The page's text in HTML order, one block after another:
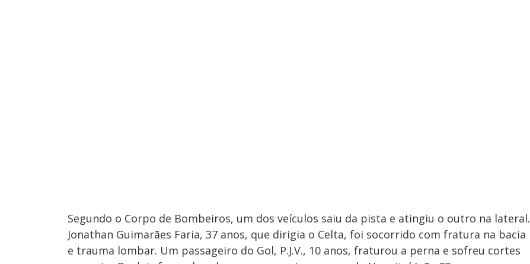
Segundo o Corpo de Bombeiros, um dos veículos saiu da pista e atingiu o outro na lateral.
Jonathan Guimarães Faria, 37 anos, que dirigia o Celta, foi socorrido com fratura na bacia
e trauma lombar. Um passageiro do Gol, P.J.V., 10 anos, fraturou a perna e sofreu cortes